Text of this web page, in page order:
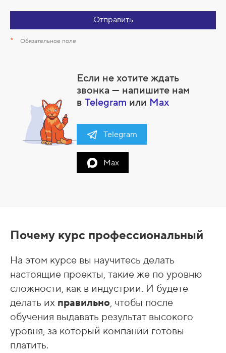
Отправить
* Обязательное поле
Если не хотите ждать
звонка — напишите нам
вTelegram или Max
Telegram
Max
Почему курс профессиональный
На этом курсе вы научитесь делать
настоящие проекты, такие же по уровню
сложности, как в индустрии. И будете
делать их правильно, чтобы после
обучения выдавать результат высокого
уровня, за который компании готовы
платить.